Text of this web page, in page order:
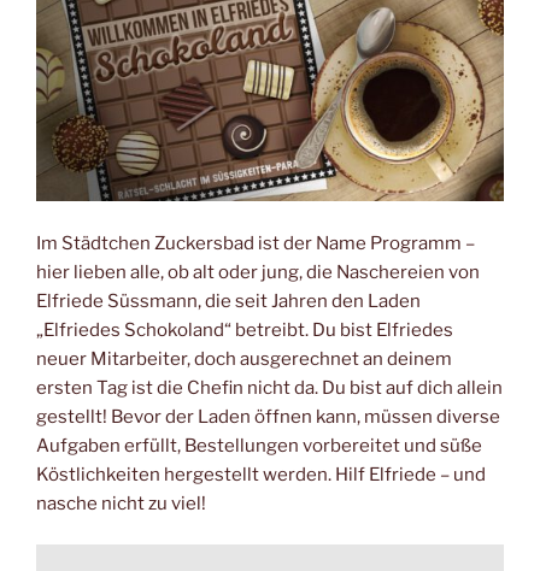
Im Städtchen Zuckersbad ist der Name Programm –
hier lieben alle, ob alt oder jung, die Naschereien von
Elfriede Süssmann, die seit Jahren den Laden
„Elfriedes Schokoland“ betreibt. Du bist Elfriedes
neuer Mitarbeiter, doch ausgerechnet an deinem
ersten Tag ist die Chefin nicht da. Du bist auf dich allein
gestellt! Bevor der Laden öffnen kann, müssen diverse
Aufgaben erfüllt, Bestellungen vorbereitet und süße
Köstlichkeiten hergestellt werden. Hilf Elfriede – und
nasche nicht zu viel!